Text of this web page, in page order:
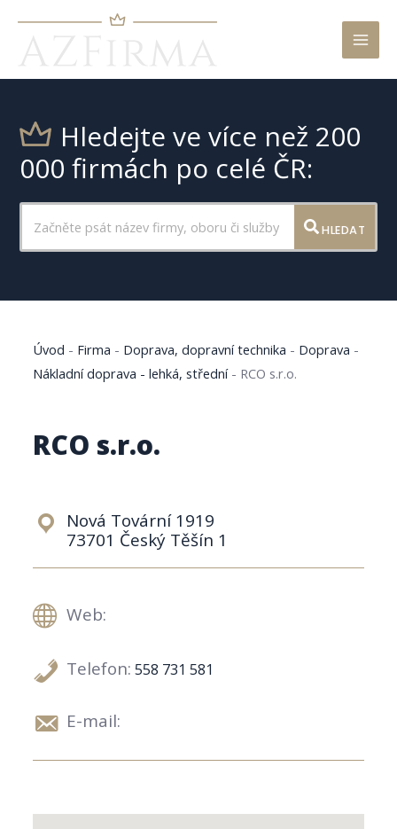
Hledejte ve více než 200
000 firmách po celé ČR:
HLEDAT
Úvod - Firma - Doprava, dopravní technika - Doprava -
Nákladní doprava - lehká, střední- RCO s.r.o.
RCO s.r.o.
Nová Tovární 1919
73701 Český Těšín 1
Web:
Telefon: 558 731 581
E-mail: